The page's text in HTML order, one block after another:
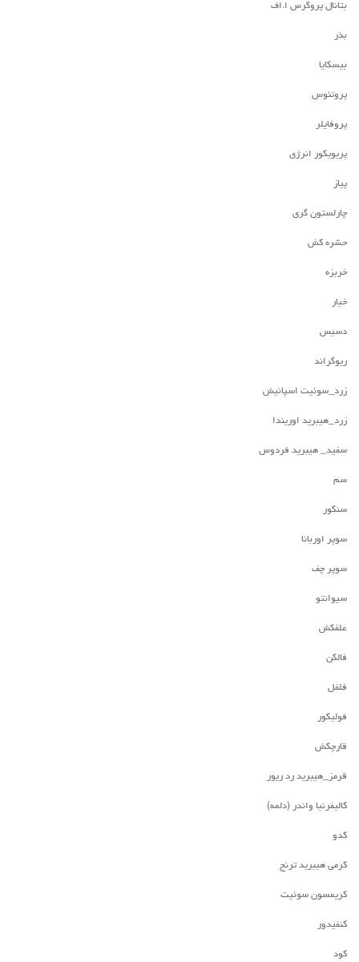
بتانال پروگرس ا.اف
بذر
بیسکایا
پروتئوس
پروفایلر
پریویکور انرژی
پیاز
چارلستون گری
حشره کش
خربزه
خیار
دسیس
ریوگراند
زرد_سوئیت اسپانیش
زرد_هیبرید اوریندا
سفید_ هیبرید فردوس
سم
سنکور
سوپر اوربانا
سوپر چف
سیوانتو
علفکش
فالکن
فلفل
فولیکور
قارچکش
قرمز_هیبرید رد ریور
کالیفرنیا واندر (دلمه)
کدو
کرمی هیبرید ترنج
کریمسون سوئیت
کنفیدور
کود